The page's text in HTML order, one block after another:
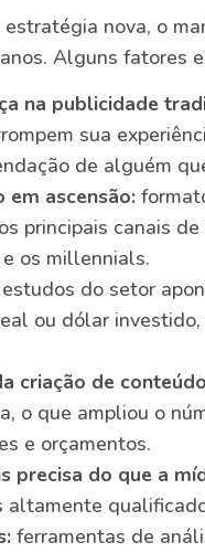
nova, o
Alguns fatores
na publicidade
sua
de alguém
em ascensão:
principais canais
os millennials.
estudos do setor
ou dólar
criação de
o que ampliou o
e orçamentos.
precisa do que a
altamente
ferramentas de